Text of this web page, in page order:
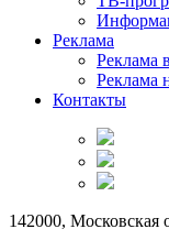
Реклама
Реклама
Реклама
Контакты
142000, Московская